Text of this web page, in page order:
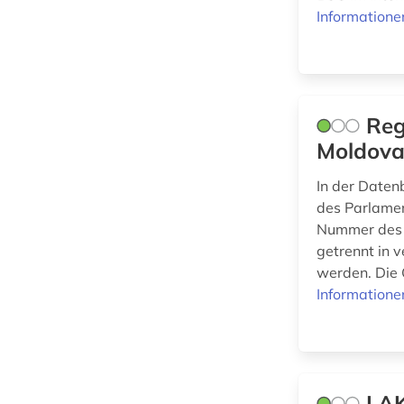
Moldova
In der
des
Nummer
getrennt in
werden. Die